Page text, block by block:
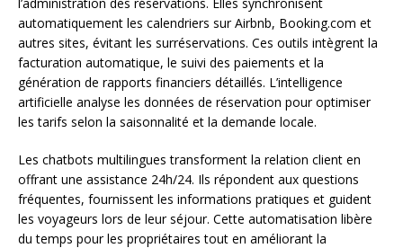
automatiquement les calendriers sur Airbnb, Booking.com et
autres sites, évitant les surréservations. Ces outils intègrent la
facturation automatique, le suivi des paiements et la
génération de rapports financiers détaillés. L’intelligence
artificielle analyse les données de réservation pour optimiser
les tarifs selon la saisonnalité et la demande locale.
Les chatbots multilingues transforment la relation client en
offrant une assistance 24h/24. Ils répondent aux questions
fréquentes, fournissent les informations pratiques et guident
les voyageurs lors de leur séjour. Cette automatisation libère
du temps pour les propriétaires tout en améliorant la